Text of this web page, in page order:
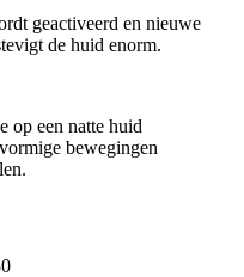
geactiveerd en nieuwe
de huid enorm.
op een natte huid
bewegingen